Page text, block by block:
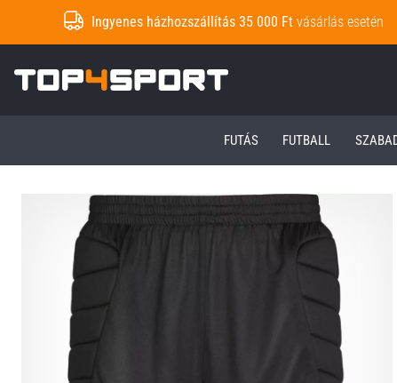
Ingyenes házhozszállítás 35 000 Ft vásárlás esetén
Top4Sport.hu
FUTÁS FUTBALL